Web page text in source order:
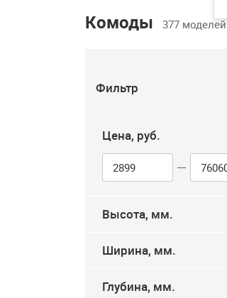
Комоды 377 моделей
ящиков
Фильтр
Цена, руб.
Высота, мм.
Ширина, мм.
Глубина, мм.